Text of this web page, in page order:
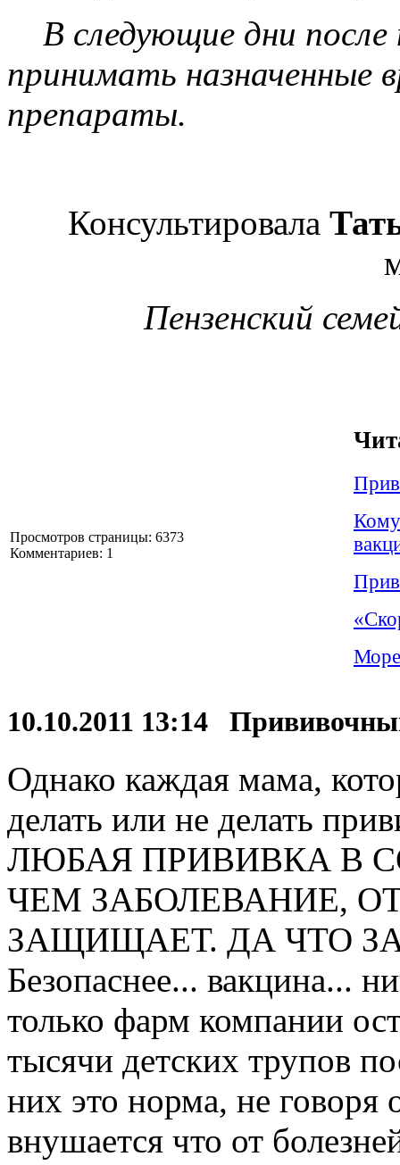
В следующие дни
принимать назначенные
препараты.
Консультировала
Пензенский
Просмотров страницы: 6373
Комментариев: 1
10.10.2011 13:14
Однако каждая мама,
делать или не делать
ЛЮБАЯ ПРИВИВКА В
ЧЕМ ЗАБОЛЕВАНИЕ,
ЗАЩИЩАЕТ. ДА ЧТО ЗА
Безопаснее... вакцина...
только фарм компании
тысячи детских трупов
них это норма, не говоря
внушается что от